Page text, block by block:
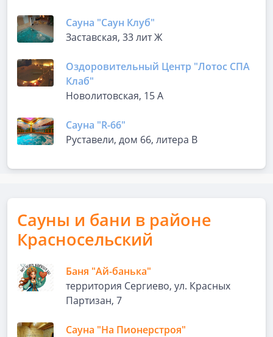
Сауна "Саун Клуб"
Заставская, 33 лит Ж
Оздоровительный Центр "Лотос СПА
Клаб"
Новолитовская, 15 А
Сауна "R-66"
Руставели, дом 66, литера В
Сауны и бани в районе
Красносельский
Баня "Ай-банька"
территория Сергиево, ул. Красных
Партизан, 7
Сауна "На Пионерстроя"